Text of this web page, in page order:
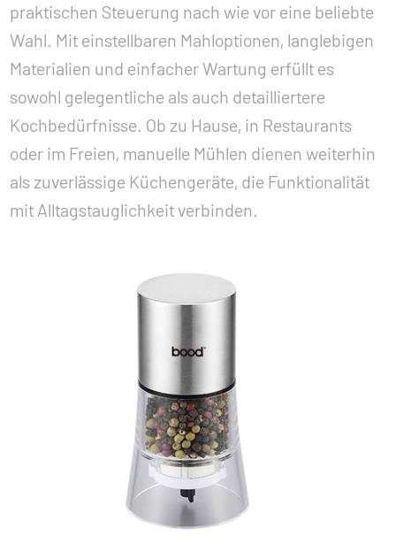
praktischen Steuerung nach wie vor eine beliebte
Wahl. Mit einstellbaren Mahloptionen, langlebigen
Materialien und einfacher Wartung erfüllt es
sowohl gelegentliche als auch detailliertere
Kochbedürfnisse. Ob zu Hause, in Restaurants
oder im Freien, manuelle Mühlen dienen weiterhin
als zuverlässige Küchengeräte, die Funktionalität
mit Alltagstauglichkeit verbinden.